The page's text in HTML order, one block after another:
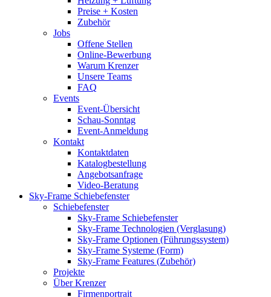
Preise + Kosten
Zubehör
Jobs
Offene Stellen
Online-Bewerbung
Warum Krenzer
Unsere Teams
FAQ
Events
Event-Übersicht
Schau-Sonntag
Event-Anmeldung
Kontakt
Kontaktdaten
Katalogbestellung
Angebotsanfrage
Video-Beratung
Sky-Frame Schiebefenster
Schiebefenster
Sky-Frame Schiebefenster
Sky-Frame Technologien (Verglasung)
Sky-Frame Optionen (Führungssystem)
Sky-Frame Systeme (Form)
Sky-Frame Features (Zubehör)
Projekte
Über Krenzer
Firmenportrait